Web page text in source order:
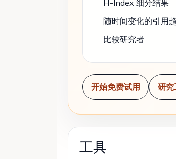
H-Index 细分结果
随时间变化的引用
比较研究者
开始免费试用 研究
工具